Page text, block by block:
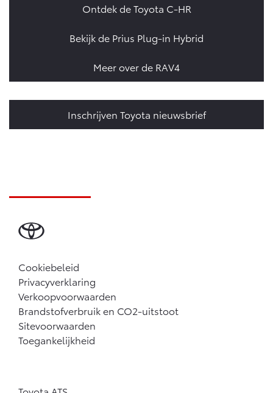
Ontdek de Toyota C-HR
Bekijk de Prius Plug-in Hybrid
Meer over de RAV4
Inschrijven Toyota nieuwsbrief
Cookiebeleid
Privacyverklaring
Verkoopvoorwaarden
Brandstofverbruik en CO2-uitstoot
Sitevoorwaarden
Toegankelijkheid